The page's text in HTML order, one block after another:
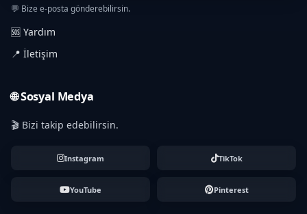
💬 Bize e-posta gönderebilirsin.
🆘 Yardım
📍 İletişim
🌐 Sosyal Medya
🎬 Bizi takip edebilirsin.
Instagram TikTok
YouTube Pinterest